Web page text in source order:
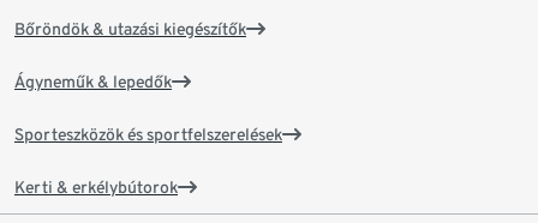
Bőröndök & utazási kiegészítők
Ágyneműk & lepedők
Sporteszközök és sportfelszerelések
Kerti & erkélybútorok